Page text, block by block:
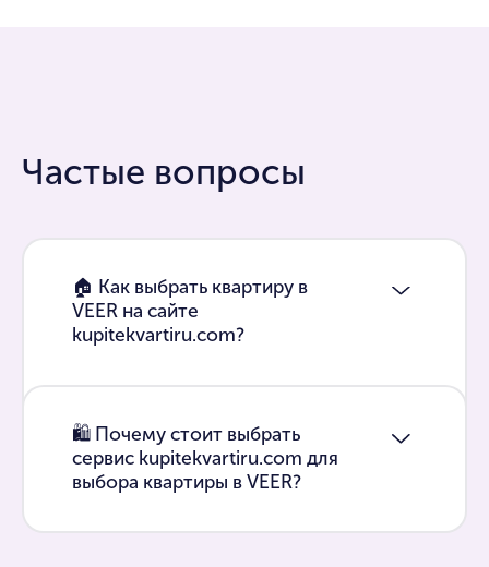
Частые вопросы
🏠 Как выбрать квартиру в
VEER на сайте
kupitekvartiru.com?
🛍 Почему стоит выбрать
сервис kupitekvartiru.com для
выбора квартиры в VEER?